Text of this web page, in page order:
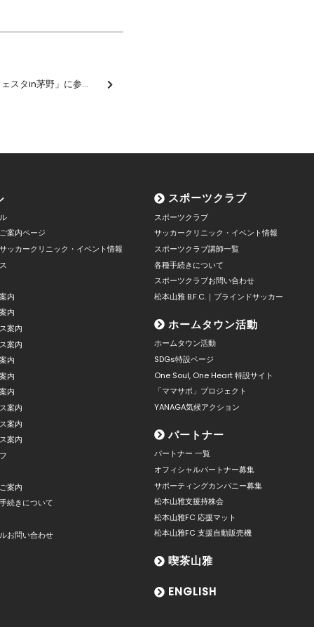
「SOMPOボールゲームフェスタin茅野」に参加しました【報告】
案内ページ
ッカークリニック・イベント情報
内
内
案内
案内
内
内
内
案内
案内
案内
案内
続きについて
お問い合わせ
スポーツクラブ
スポーツクラブ
サッカークリニック・イベント情報
スポーツクラブ講師一覧
各種手続きについて
スポーツクラブお問い合わせ
松本山雅 B.F.C.｜ブラインドサッカー
ホームタウン活動
ホームタウン活動
SDGs特設ページ
One Soul, One Heart 特設サイト
「ママサポ」プロジェクト
YANAGA気候アクション
パートナー
パートナー 一覧
オフィシャルパートナー募集
サポーティングカンパニー募集
松本山雅支援持株会
松本山雅FC 応援マット
松本山雅FC 支援自動販売機
喫茶山雅
ENGLISH